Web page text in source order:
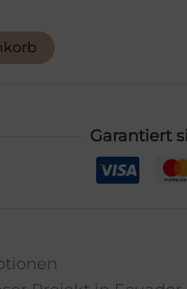
Garantiert